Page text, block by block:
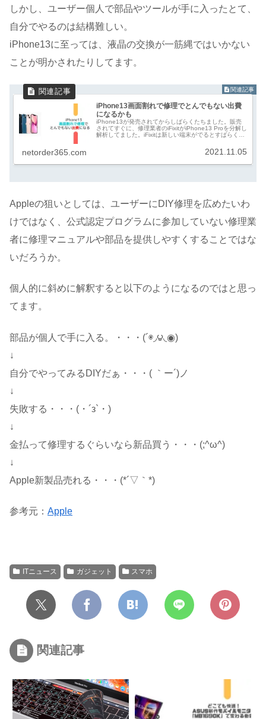
しかし、ユーザー個人で部品やツールが手に入ったとて、
自分でやるのは結構難しい。
iPhone13に至っては、液晶の交換が一筋縄ではいかない
ことが明かされたりしてます。
iPhone13画面割れで修理でとんでもない出費
になるかも
iPhone13が発売されてからしばらくたちました。販売
されてすぐに、修理業者のiFixitがiPhone13 Proを分解し
解析してました。iFixitは新しい端末がでるとすばらく分
netorder365.com 2021.11.05
Appleの狙いとしては、ユーザーにDIY修理を広めたいわ
けではなく、公式認定プログラムに参加していない修理業
者に修理マニュアルや部品を提供しやすくすることではな
いだろうか。
個人的に斜めに解釈すると以下のようになるのではと思っ
てます。
部品が個人で手に入る。・・・(´◉◞౪◟◉)
↓
自分でやってみるDIYだぁ・・・( ｀ー´)ノ
↓
失敗する・・・(・´з`・)
↓
金払って修理するぐらいなら新品買う・・・(;^ω^)
↓
Apple新製品売れる・・・(*´▽｀*)
参考元： Apple
ITニュース ガジェット スマホ
関連記事